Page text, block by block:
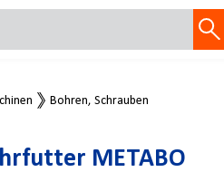
Bohren, Schrauben
METABO